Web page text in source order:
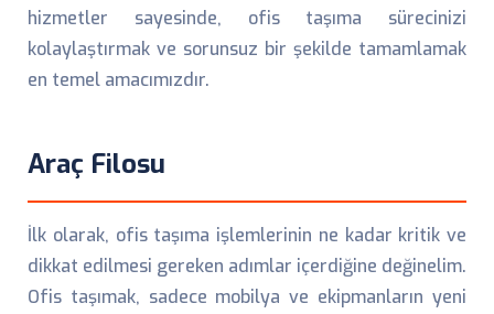
hizmetler sayesinde, ofis taşıma sürecinizi
kolaylaştırmak ve sorunsuz bir şekilde tamamlamak
en temel amacımızdır.
Araç Filosu
İlk olarak, ofis taşıma işlemlerinin ne kadar kritik ve
dikkat edilmesi gereken adımlar içerdiğine değinelim.
Ofis taşımak, sadece mobilya ve ekipmanların yeni